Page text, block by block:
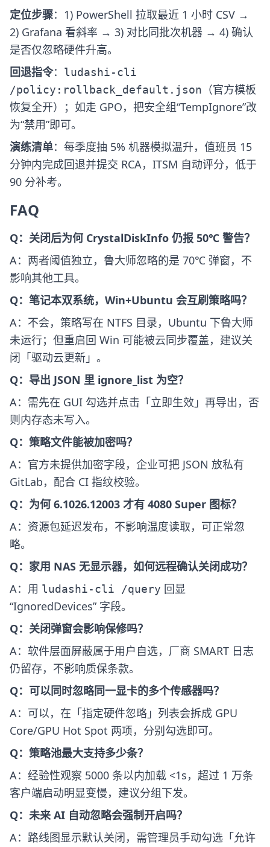
定位步骤：1) PowerShell 拉取最近 1 小时 CSV →
2) Grafana 看斜率 → 3) 对比同批次机器 → 4) 确认
是否仅忽略硬件升高。
回退指令：
ludashi-cli
/policy:rollback_default.json
（官方模板
恢复全开）；如走 GPO，把安全组“TempIgnore”改
为“禁用”即可。
演练清单：每季度抽 5% 机器模拟温升，值班员 15
分钟内完成回退并提交 RCA，ITSM 自动评分，低于
90 分补考。
FAQ
Q：关闭后为何 CrystalDiskInfo 仍报 50℃ 警告？
A：两者阈值独立，鲁大师忽略的是 70℃ 弹窗，不
影响其他工具。
Q：笔记本双系统，Win+Ubuntu 会互刷策略吗？
A：不会，策略写在 NTFS 目录，Ubuntu 下鲁大师
未运行；但重启回 Win 可能被云同步覆盖，建议关
闭「驱动云更新」。
Q：导出 JSON 里 ignore_list 为空？
A：需先在 GUI 勾选并点击「立即生效」再导出，否
则内存态未写入。
Q：策略文件能被加密吗？
A：官方未提供加密字段，企业可把 JSON 放私有
GitLab，配合 CI 指纹校验。
Q：为何 6.1026.12003 才有 4080 Super 图标？
A：资源包延迟发布，不影响温度读取，可正常忽
略。
Q：家用 NAS 无显示器，如何远程确认关闭成功？
A：用 ludashi-cli /query 回显
“IgnoredDevices” 字段。
Q：关闭弹窗会影响保修吗？
A：软件层面屏蔽属于用户自选，厂商 SMART 日志
仍留存，不影响质保条款。
Q：可以同时忽略同一显卡的多个传感器吗？
A：可以，在「指定硬件忽略」列表会拆成 GPU
Core/GPU Hot Spot 两项，分别勾选即可。
Q：策略池最大支持多少条？
A：经验性观察 5000 条以内加载 <1s，超过 1 万条
客户端启动明显变慢，建议分组下发。
Q：未来 AI 自动忽略会强制开启吗？
A：路线图显示默认关闭，需管理员手动勾选「允许